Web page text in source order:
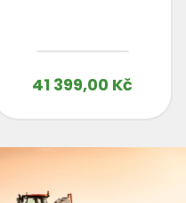
41 399,00 Kč